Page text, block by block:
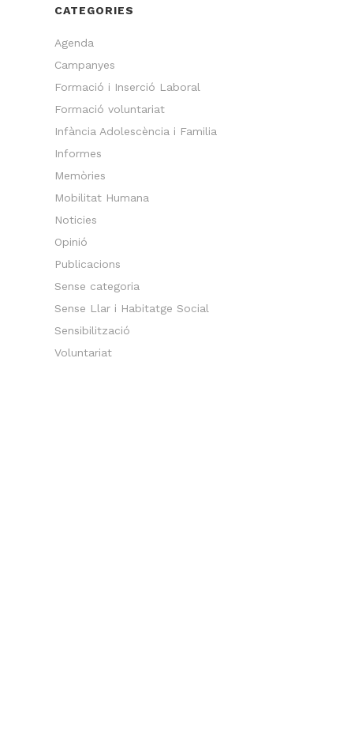
CATEGORIES
Agenda
Campanyes
Formació i Inserció Laboral
Formació voluntariat
Infància Adolescència i Familia
Informes
Memòries
Mobilitat Humana
Noticies
Opinió
Publicacions
Sense categoria
Sense Llar i Habitatge Social
Sensibilització
Voluntariat